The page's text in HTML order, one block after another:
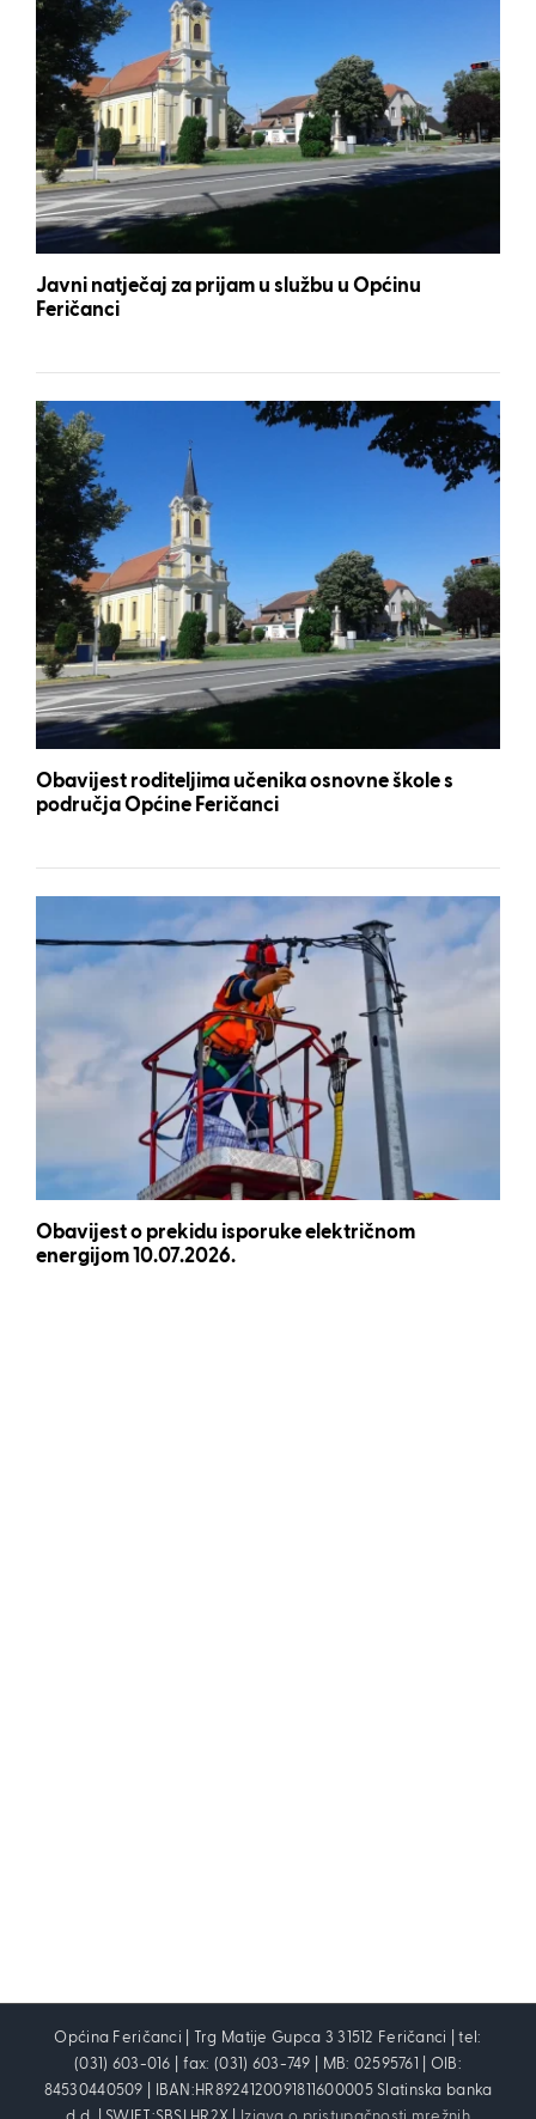
Javni natječaj za prijam u službu u Općinu
Feričanci
Obavijest roditeljima učenika osnovne škole s
područja Općine Feričanci
Obavijest o prekidu isporuke električnom
energijom 10.07.2026.
Općina Feričanci | Trg Matije Gupca 3 31512 Feričanci | tel:
(031) 603-016 | fax: (031) 603-749 | MB: 02595761 | OIB:
84530440509 | IBAN:HR8924120091811600005 Slatinska banka